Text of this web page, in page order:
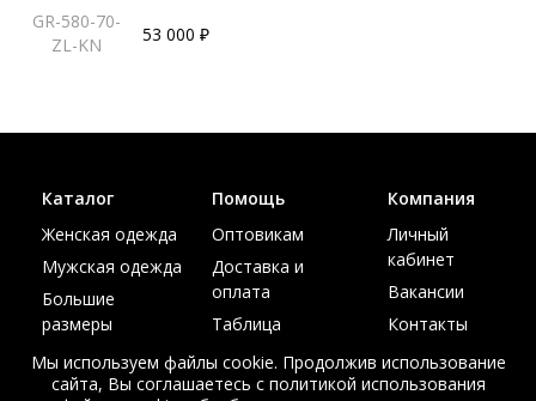
GR-580-70-
ZL-KN
53 000 ₽
Каталог
Женская одежда
Мужская одежда
Большие
размеры
Акции
Помощь
Оптовикам
Доставка и
оплата
Таблица
Компания
Личный
кабинет
Вакансии
Контакты
Мы используем файлы cookie. Продолжив использование
сайта, Вы соглашаетесь с политикой использования